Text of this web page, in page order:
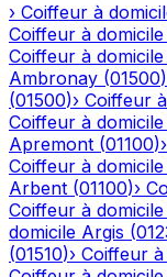
› Coiffeur à
Coiffeur à domicile
Coiffeur à domicile
Ambronay (01500)
(01500)› Coiffeur
Coiffeur à domicile
Apremont (01100)›
Coiffeur à domicile
Arbent (01100)›
Coiffeur à domicile
domicile Argis (
(01510)› Coiffeur